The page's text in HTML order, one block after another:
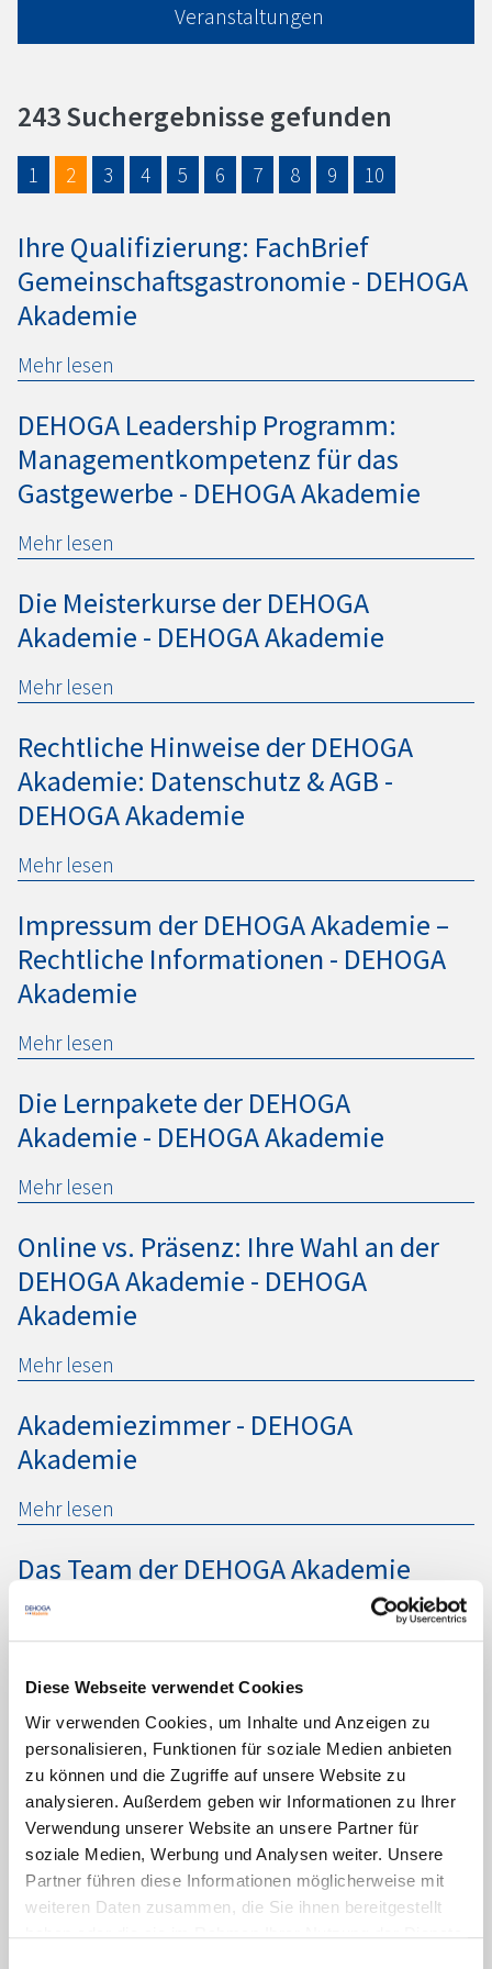
Diese Webseite verwendet Cookies
Wir verwenden Cookies, um Inhalte und Anzeigen zu
personalisieren, Funktionen für soziale Medien anbieten
zu können und die Zugriffe auf unsere Website zu
analysieren. Außerdem geben wir Informationen zu Ihrer
Verwendung unserer Website an unsere Partner für
soziale Medien, Werbung und Analysen weiter. Unsere
Partner führen diese Informationen möglicherweise mit
weiteren Daten zusammen, die Sie ihnen bereitgestellt
Veranstaltungen
243 Suchergebnisse gefunden
1 2 3 4 5 6 7 8 9 10
Ihre Qualifizierung: FachBrief
Gemeinschaftsgastronomie - DEHOGA
Akademie
Mehr lesen
DEHOGA Leadership Programm:
Managementkompetenz für das
Gastgewerbe - DEHOGAAkademie
Mehr lesen
Die Meisterkurse der DEHOGA
Akademie - DEHOGAAkademie
Mehr lesen
Rechtliche Hinweise der DEHOGA
Akademie: Datenschutz & AGB -
DEHOGAAkademie
Mehr lesen
Impressum der DEHOGAAkademie –
Rechtliche Informationen - DEHOGA
Akademie
Mehr lesen
Die Lernpakete der DEHOGA
Akademie - DEHOGAAkademie
Mehr lesen
Online vs. Präsenz: Ihre Wahl an der
DEHOGAAkademie - DEHOGA
Akademie
Mehr lesen
Akademiezimmer - DEHOGA
Akademie
Mehr lesen
Das Team der DEHOGAAkademie
stellt sich vor -
Akademie
Mitgliedervorteile derDEHOGA
Akademie -DEHOGAAkademie
Mehr lesen
Ihre Experten an derDEHOGA
Akademie -DEHOGAAkademie